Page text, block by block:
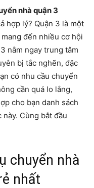
nhà quận 3
hợp lý? Quận 3 là một
đến nhiều cơ hội
nằm ngay trung tâm
bị tắc nghẽn, đặc
có nhu cầu chuyển
cần quá lo lắng,
cho bạn danh sách
Cùng bắt đầu
chuyển nhà
nhất